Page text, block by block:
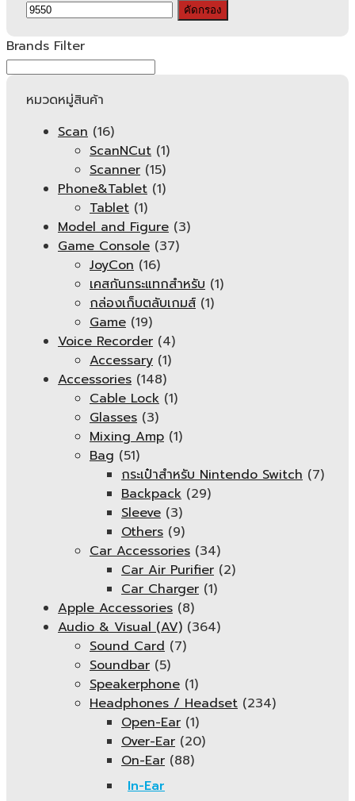
คัดกรอง
Brands Filter
หมวดหมู่สินค้า
Scan (16)
ScanNCut (1)
Scanner (15)
Phone&Tablet (1)
Tablet (1)
Model and Figure (3)
Game Console (37)
JoyCon (16)
เคสกันกระแทกสำหรับ (1)
กล่องเก็บตลับเกมส์ (1)
Game (19)
Voice Recorder (4)
Accessary (1)
Accessories (148)
Cable Lock (1)
Glasses (3)
Mixing Amp (1)
Bag (51)
กระเป๋าสำหรับ Nintendo Switch (7)
Backpack (29)
Sleeve (3)
Others (9)
Car Accessories (34)
Car Air Purifier (2)
Car Charger (1)
Apple Accessories (8)
Audio & Visual (AV) (364)
Sound Card (7)
Soundbar (5)
Speakerphone (1)
Headphones / Headset (234)
Open-Ear (1)
Over-Ear (20)
On-Ear (88)
In-Ear